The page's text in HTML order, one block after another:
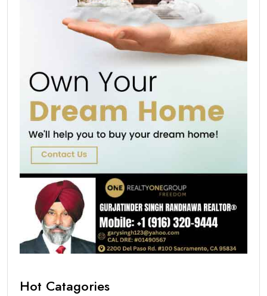
Hot Catagories